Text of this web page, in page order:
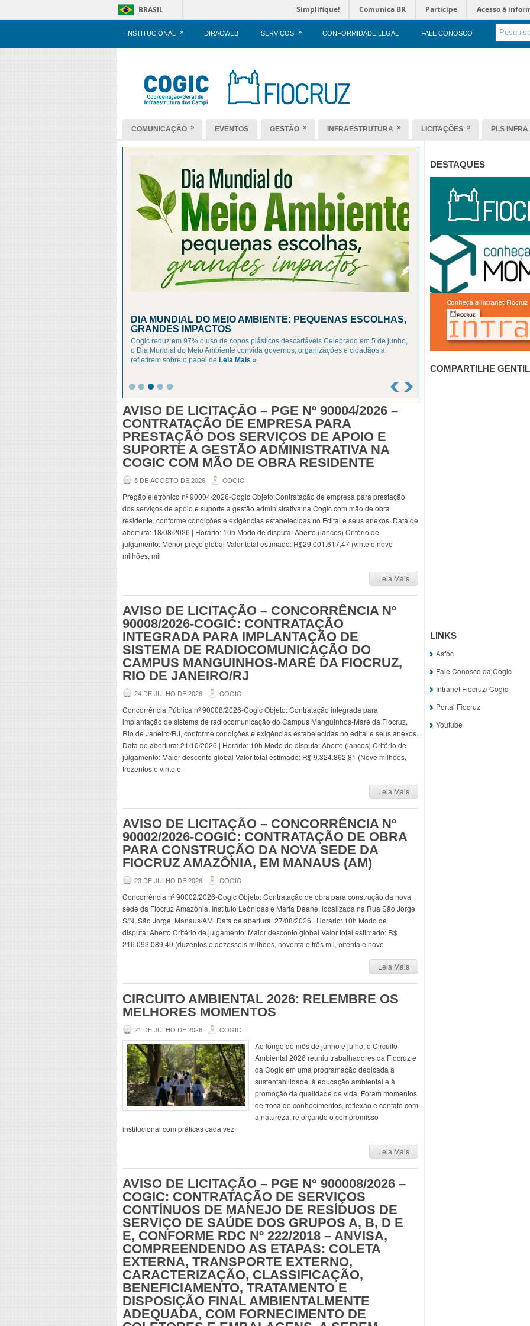
BRASIL Simplifique! Comunica BR Participe Acesso à
INSTITUCIONAL » DIRACWEB SERVIÇOS » CONFORMIDADE LEGAL FALE CONOSCO
COMUNICAÇÃO » EVENTOS GESTÃO » INFRAESTRUTURA » LICITAÇÕES » PLS INFRA
DIA MUNDIAL DO MEIO AMBIENTE: PEQUENAS ESCOLHAS,
GRANDES IMPACTOS
Cogic reduz em 97% o uso de copos plásticos descartáveis Celebrado em 5 de junho,
o Dia Mundial do Meio Ambiente convida governos, organizações e cidadãos a
refletirem sobre o papel de Leia Mais »
AVISO DE LICITAÇÃO – PGE Nº 90004/2026 –
CONTRATAÇÃO DE EMPRESA PARA
PRESTAÇÃO DOS SERVIÇOS DE APOIO E
SUPORTE A GESTÃO ADMINISTRATIVA NA
COGIC COM MÃO DE OBRA RESIDENTE
5 DE AGOSTO DE 2026 COGIC
Pregão eletrônico nº 90004/2026-Cogic Objeto:Contratação de empresa para prestação
dos serviços de apoio e suporte a gestão administrativa na Cogic com mão de obra
residente, conforme condições e exigências estabelecidas no Edital e seus anexos. Data de
abertura: 18/08/2026 | Horário: 10h Modo de disputa: Aberto (lances) Critério de
julgamento: Menor preço global Valor total estimado: R$29.001.617,47 (vinte e nove
milhões, mil
Leia Mais
AVISO DE LICITAÇÃO – CONCORRÊNCIA Nº
90008/2026-COGIC: CONTRATAÇÃO
INTEGRADA PARA IMPLANTAÇÃO DE
SISTEMA DE RADIOCOMUNICAÇÃO DO
CAMPUS MANGUINHOS-MARÉ DA FIOCRUZ,
RIO DE JANEIRO/RJ
24 DE JULHO DE 2026 COGIC
Concorrência Pública nº 90008/2026-Cogic Objeto: Contratação integrada para
implantação de sistema de radiocomunicação do Campus Manguinhos-Maré da Fiocruz,
Rio de Janeiro/RJ, conforme condições e exigências estabelecidas no edital e seus anexos.
Data de abertura: 21/10/2026 | Horário: 10h Modo de disputa: Aberto (lances) Critério de
julgamento: Maior desconto global Valor total estimado: R$ 9.324.862,81 (Nove milhões,
trezentos e vinte e
Leia Mais
AVISO DE LICITAÇÃO – CONCORRÊNCIA Nº
90002/2026-COGIC: CONTRATAÇÃO DE OBRA
PARA CONSTRUÇÃO DA NOVA SEDE DA
FIOCRUZ AMAZÔNIA, EM MANAUS (AM)
23 DE JULHO DE 2026 COGIC
Concorrência nº 90002/2026-Cogic Objeto: Contratação de obra para construção da nova
sede da Fiocruz Amazônia, Instituto Leônidas e Maria Deane, localizada na Rua São Jorge
S/N, São Jorge, Manaus/AM. Data de abertura: 27/08/2026 | Horário: 10h Modo de
disputa: Aberto Critério de julgamento: Maior desconto global Valor total estimado: R$
216.093.089,49 (duzentos e dezesseis milhões, noventa e três mil, oitenta e nove
Leia Mais
CIRCUITO AMBIENTAL 2026: RELEMBRE OS
MELHORES MOMENTOS
21 DE JULHO DE 2026 COGIC
Ao longo do mês de junho e julho, o Circuito
Ambiental 2026 reuniu trabalhadores da Fiocruz e
da Cogic em uma programação dedicada à
sustentabilidade, à educação ambiental e à
promoção da qualidade de vida. Foram momentos
de troca de conhecimentos, reflexão e contato com
a natureza, reforçando o compromisso
institucional com práticas cada vez
Leia Mais
AVISO DE LICITAÇÃO – PGE N° 900008/2026 –
COGIC: CONTRATAÇÃO DE SERVIÇOS
CONTÍNUOS DE MANEJO DE RESÍDUOS DE
SERVIÇO DE SAÚDE DOS GRUPOS A, B, D E
E, CONFORME RDC Nº 222/2018 – ANVISA,
COMPREENDENDO AS ETAPAS: COLETA
EXTERNA, TRANSPORTE EXTERNO,
CARACTERIZAÇÃO, CLASSIFICAÇÃO,
BENEFICIAMENTO, TRATAMENTO E
DISPOSIÇÃO FINAL AMBIENTALMENTE
ADEQUADA, COM FORNECIMENTO DE
DESTAQUES
COMPARTILHE
LINKS
Asfoc
Fale Conosco da Cogic
Intranet Fiocruz/ Cogic
Portal Fiocruz
Youtube